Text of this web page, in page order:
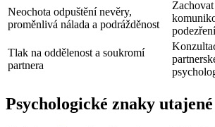
Neochota odpuštění nevěry,
proměnlivá nálada a podrážděnost
podezření
Tlak na oddělenost a soukromí
partnera
Psychologické znaky